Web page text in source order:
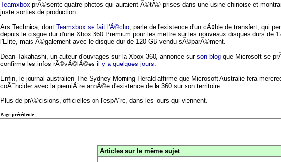
TeamxboxprÃ©sente quatre photos qui auraient Ã©tÃ© prises dans une usine chinoise et
juste sorties de production.
Ars Technica, dont Teamxbox se fait l'Ã©cho, parle de l'existence d'un cÃ¢ble de transfert, qui
depuis le disque dur d'une Xbox 360 Premium pour les mettre sur les nouveaux disques durs de
l'Elite, mais Ã©galement avec le disque dur de 120 GB vendu sÃ©parÃ©ment.
Dean Takahashi, un auteur d'ouvrages sur la Xbox 360, annonce sur son blogque Microsoft se
confirme les infos rÃ©vÃ©lÃ©es il y a quelques jours.
Enfin, le journal australien The Sydney Morning Herald affirme que Microsoft Australie fera
coÃ¯ncider avec la premiÃ¨re annÃ©e d'existence de la 360 sur son territoire.
Plus de prÃ©cisions, officielles on l'espÃ¨re, dans les jours qui viennent.
Page précédente
Articles sur le même sujet